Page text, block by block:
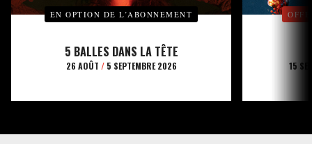
EN OPTION DE L’ABONNEMENT
5 BALLES DANS LA TÊTE
26 AOÛT /5 SEPTEMBRE 2026 15